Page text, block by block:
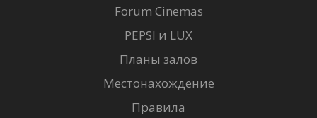
Forum Cinemas
PEPSI и LUX
Планы залов
Местонахождение
Правила